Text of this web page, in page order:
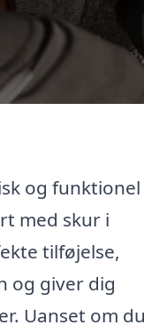
og funktionel
med skur i
tilføjelse,
og giver dig
Uanset om du